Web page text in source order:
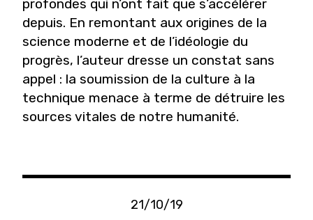
profondes qui n’ont fait que s’accélérer
depuis. En remontant aux origines de la
science moderne et de l’idéologie du
progrès, l’auteur dresse un constat sans
appel : la soumission de la culture à la
technique menace à terme de détruire les
sources vitales de notre humanité.
21/10/19